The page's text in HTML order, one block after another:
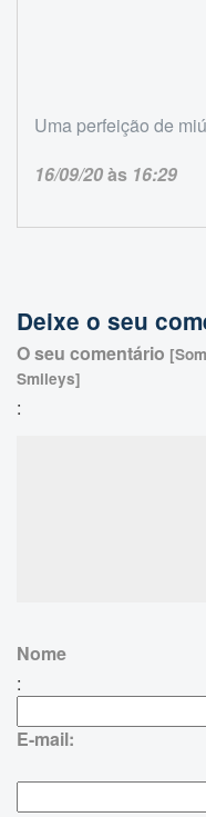
Uma perfeição de
16/09/20às 16:29
Deixe o seu
O seu comentário
Smileys]
:
Nome
:
E-mail: